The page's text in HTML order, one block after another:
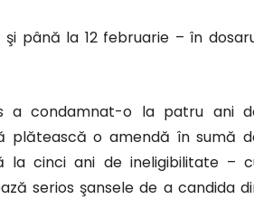
până la 12 februarie – în
a condamnat-o la patru ani
plătească o amendă în sumă
la cinci ani de ineligibilitate –
serios şansele de a candida